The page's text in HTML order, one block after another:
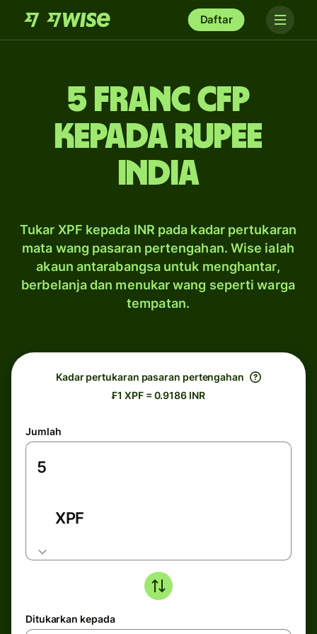
Daftar
5 franc CFP
kepada rupee
India
Tukar XPF kepada INR pada kadar pertukaran
mata wang pasaran pertengahan. Wise ialah
akaun antarabangsa untuk menghantar,
berbelanja dan menukar wang seperti warga
tempatan.
Kadar pertukaran pasaran pertengahan
₣1 XPF = 0.9186 INR
Jumlah
XPF
Ditukarkan kepada